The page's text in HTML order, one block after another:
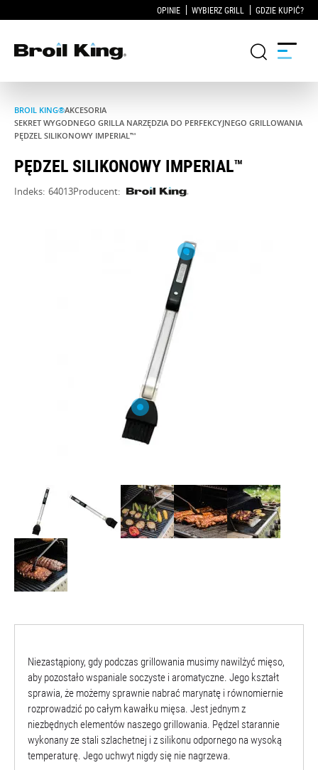
OPINIE WYBIERZ GRILL GDZIE KUPIĆ?
Grille
KUCHNIE OGRODOWE
Akcesoria do grillowania
WSPARCIE
O NAS
BROIL KING®AKCESORIA
SEKRET WYGODNEGO GRILLA NARZĘDZIA DO PERFEKCYJNEGO GRILLOWANIA
PĘDZEL SILIKONOWY IMPERIAL™
PĘDZEL SILIKONOWY IMPERIAL™
Indeks: 64013Producent:
Niezastąpiony, gdy podczas grillowania musimy nawilżyć mięso,
aby pozostało wspaniale soczyste i aromatyczne. Jego kształt
sprawia, że możemy sprawnie nabrać marynatę i równomiernie
rozprowadzić po całym kawałku mięsa. Jest jednym z
niezbędnych elementów naszego grillowania. Pędzel starannie
wykonany ze stali szlachetnej i z silikonu odpornego na wysoką
temperaturę. Jego uchwyt nigdy się nie nagrzewa.